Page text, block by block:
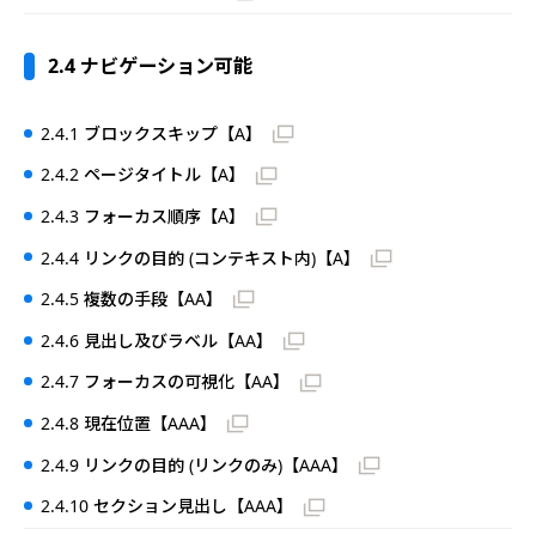
2.4 ナビゲーション可能
2.4.1 ブロックスキップ【A】
2.4.2 ページタイトル【A】
2.4.3 フォーカス順序【A】
2.4.4 リンクの目的 (コンテキスト内)【A】
2.4.5 複数の手段【AA】
2.4.6 見出し及びラベル【AA】
2.4.7 フォーカスの可視化【AA】
2.4.8 現在位置【AAA】
2.4.9 リンクの目的 (リンクのみ)【AAA】
2.4.10 セクション見出し【AAA】